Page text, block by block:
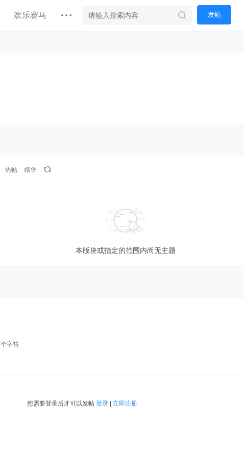
欢乐赛马 发帖
热帖 精华
本版块或指定的范围内尚无主题
个字符
您需要登录后才可以发帖 登录| 立即注册